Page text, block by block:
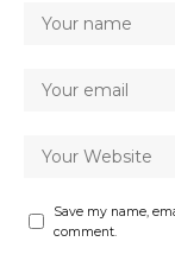
Save my name,
comment.